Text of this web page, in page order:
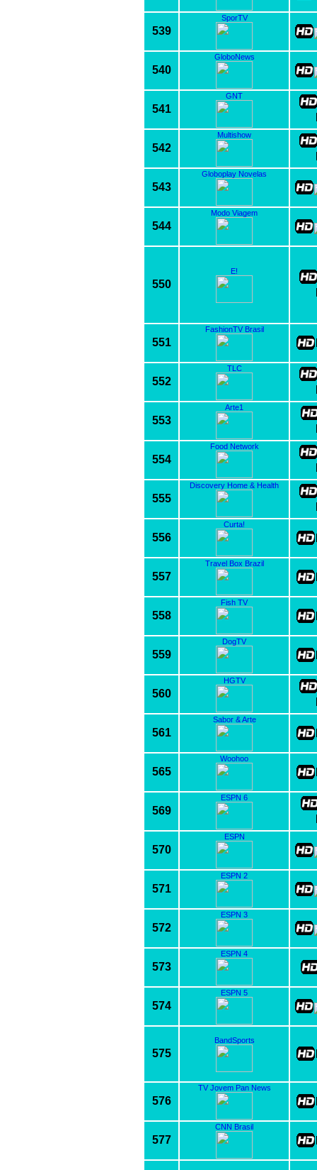
539
SporTV
540
GloboNews
541
GNT
542
Multishow
543
Globoplay Novelas
544
Modo Viagem
550
E!
551
FashionTV Brasil
552
TLC
553
Arte1
554
Food Network
555
Discovery Home & Health
556
Curta!
557
Travel Box Brazil
558
Fish TV
559
DogTV
560
HGTV
561
Sabor & Arte
565
Woohoo
569
ESPN 6
570
ESPN
571
ESPN 2
572
ESPN 3
573
ESPN 4
574
ESPN 5
575
BandSports
576
TV Jovem Pan News
577
CNN Brasil